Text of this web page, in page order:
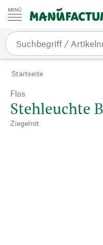
Zum Inhalt springen
Startseite
Flos
Stehleuchte
Ziegelrot